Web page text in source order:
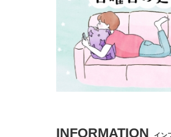
INFORMATION イン